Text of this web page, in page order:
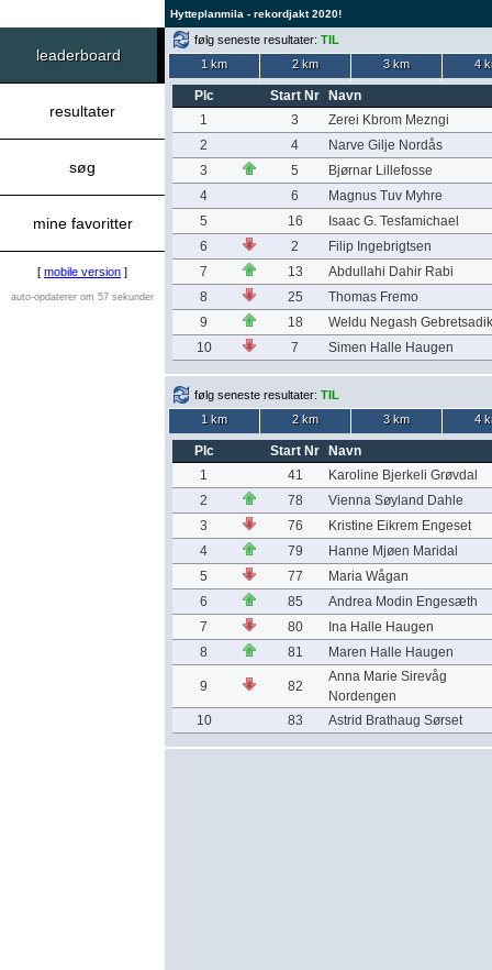
Hytteplanmila - rekordjakt 2020!
leaderboard
resultater
søg
mine favoritter
[ mobile version ]
auto-opdaterer om 57 sekunder
følg seneste resultater: TIL
1 km
2 km 3 km 4
Plc Start Nr
Navn
1
3
Zerei Kbrom Mezngi
2
4
Narve Gilje Nordås
3
5
Bjørnar Lillefosse
4
6
Magnus Tuv Myhre
5
16
Isaac G. Tesfamichael
6
2
Filip Ingebrigtsen
7
13
Abdullahi Dahir Rabi
8
25
Thomas Fremo
9
18
Weldu Negash Gebretsadik
10
7 Simen Halle Haugen
følg seneste resultater: TIL
1 km
2 km 3 km 4
Plc Start Nr
Navn
1
41
Karoline Bjerkeli Grøvdal
2
78
Vienna Søyland Dahle
3
76
Kristine Eikrem Engeset
4
79
Hanne Mjøen Maridal
5
77
Maria Wågan
6
85
Andrea Modin Engesæth
7
80
Ina Halle Haugen
8
81 Maren Halle Haugen
9 82
Anna Marie Sirevåg
Nordengen
10
83 Astrid Brathaug Sørset